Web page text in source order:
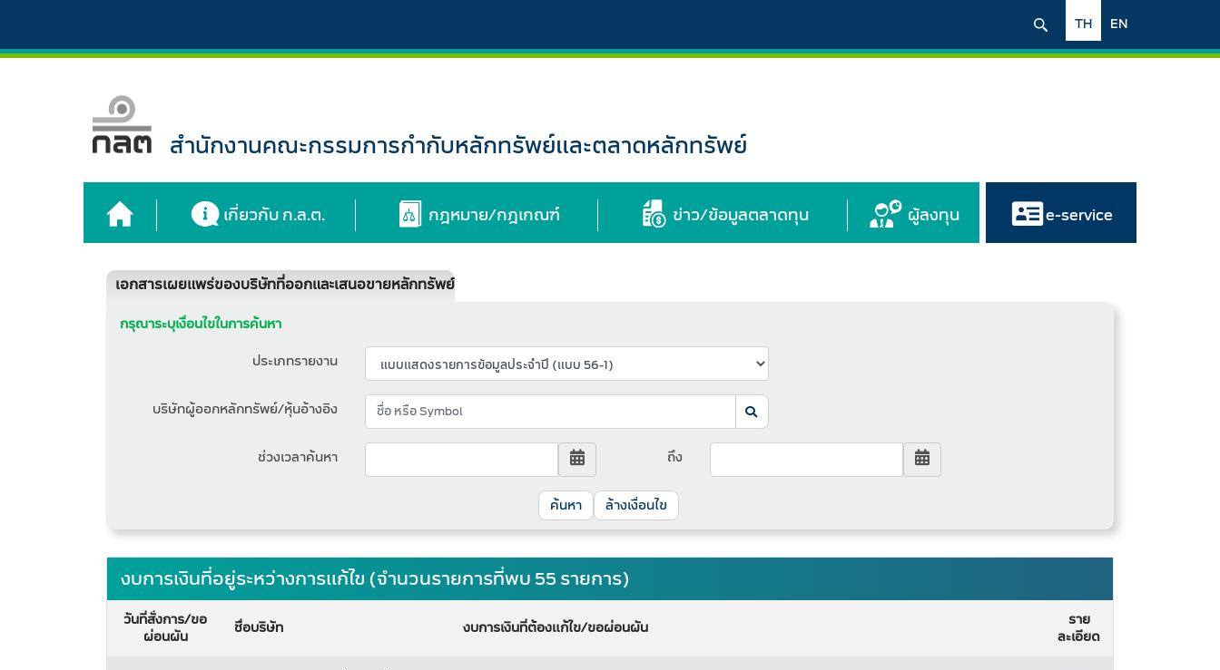
EN
TH
สำนักงานคณะกรรมการกำกับหลักทรัพย์และตลาดหลักทรัพย์
เกี่ยวกับ ก.ล.ต. กฎหมาย/กฎเกณฑ์ ข่าว/ข้อมูลตลาดทุน ผู้ลงทุน e-service
เอกสารเผยแพร่ของบริษัทที่ออกและเสนอขายหลักทรัพย์
กรุณาระบุเงื่อนไขในการค้นหา
ประเภทรายงาน
บริษัทผู้ออกหลักทรัพย์/หุ้นอ้างอิง
ช่วงเวลาค้นหา ถึง
ล้างเงื่อนไข
งบการเงินที่อยู่ระหว่างการแก้ไข (จำนวนรายการที่พบ 55 รายการ)
วันที่สั่งการ/ขอ
ผ่อนผัน
ชื่อบริษัท งบการเงินที่ต้องแก้ไข/ขอผ่อนผัน
ราย
ละเอียด